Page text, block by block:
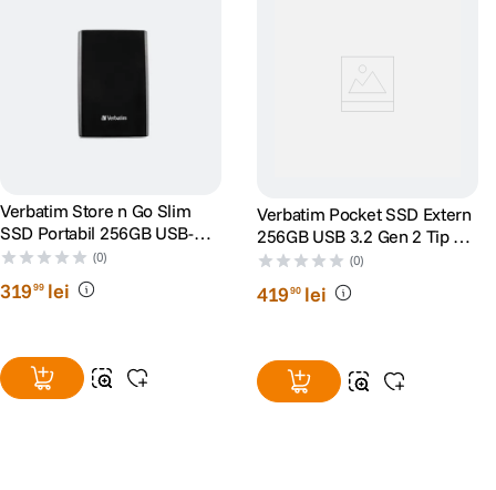
Verbatim Store n Go Slim
SSD Portabil 256GB USB-C
Negru
(0)
31999 lei
Verbatim Pocket SSD Extern
256GB USB 3.2 Gen 2 Tip C
Negru/Gri
(0)
41990 lei